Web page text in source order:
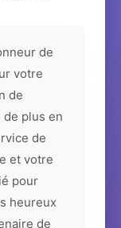
de
votre
de
plus en
de
et votre
pour
heureux
de